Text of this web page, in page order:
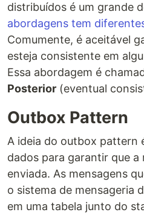
distribuídos é um grande
abordagens tem
Comumente, é aceitável
esteja consistente em
Essa abordagem é
Posterior (eventual
Outbox Pattern
A ideia do outbox pattern
dados para garantir que a
enviada. As mensagens
o sistema de mensageria
em uma tabela junto do